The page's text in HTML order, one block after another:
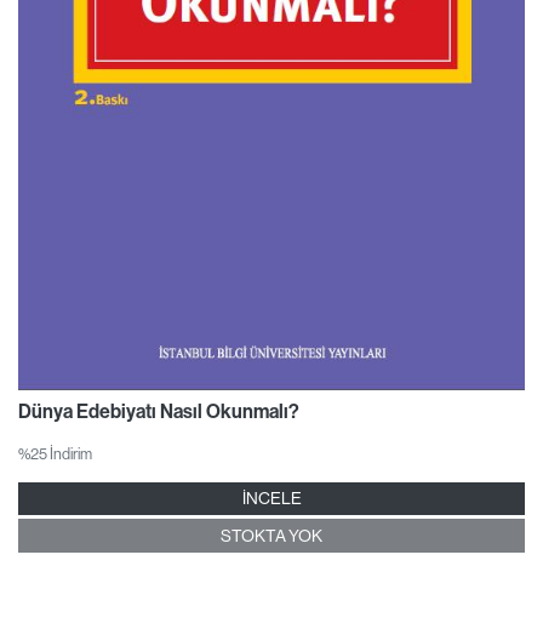
Dünya Edebiyatı Nasıl Okunmalı?
%25 İndirim
İNCELE
STOKTA YOK